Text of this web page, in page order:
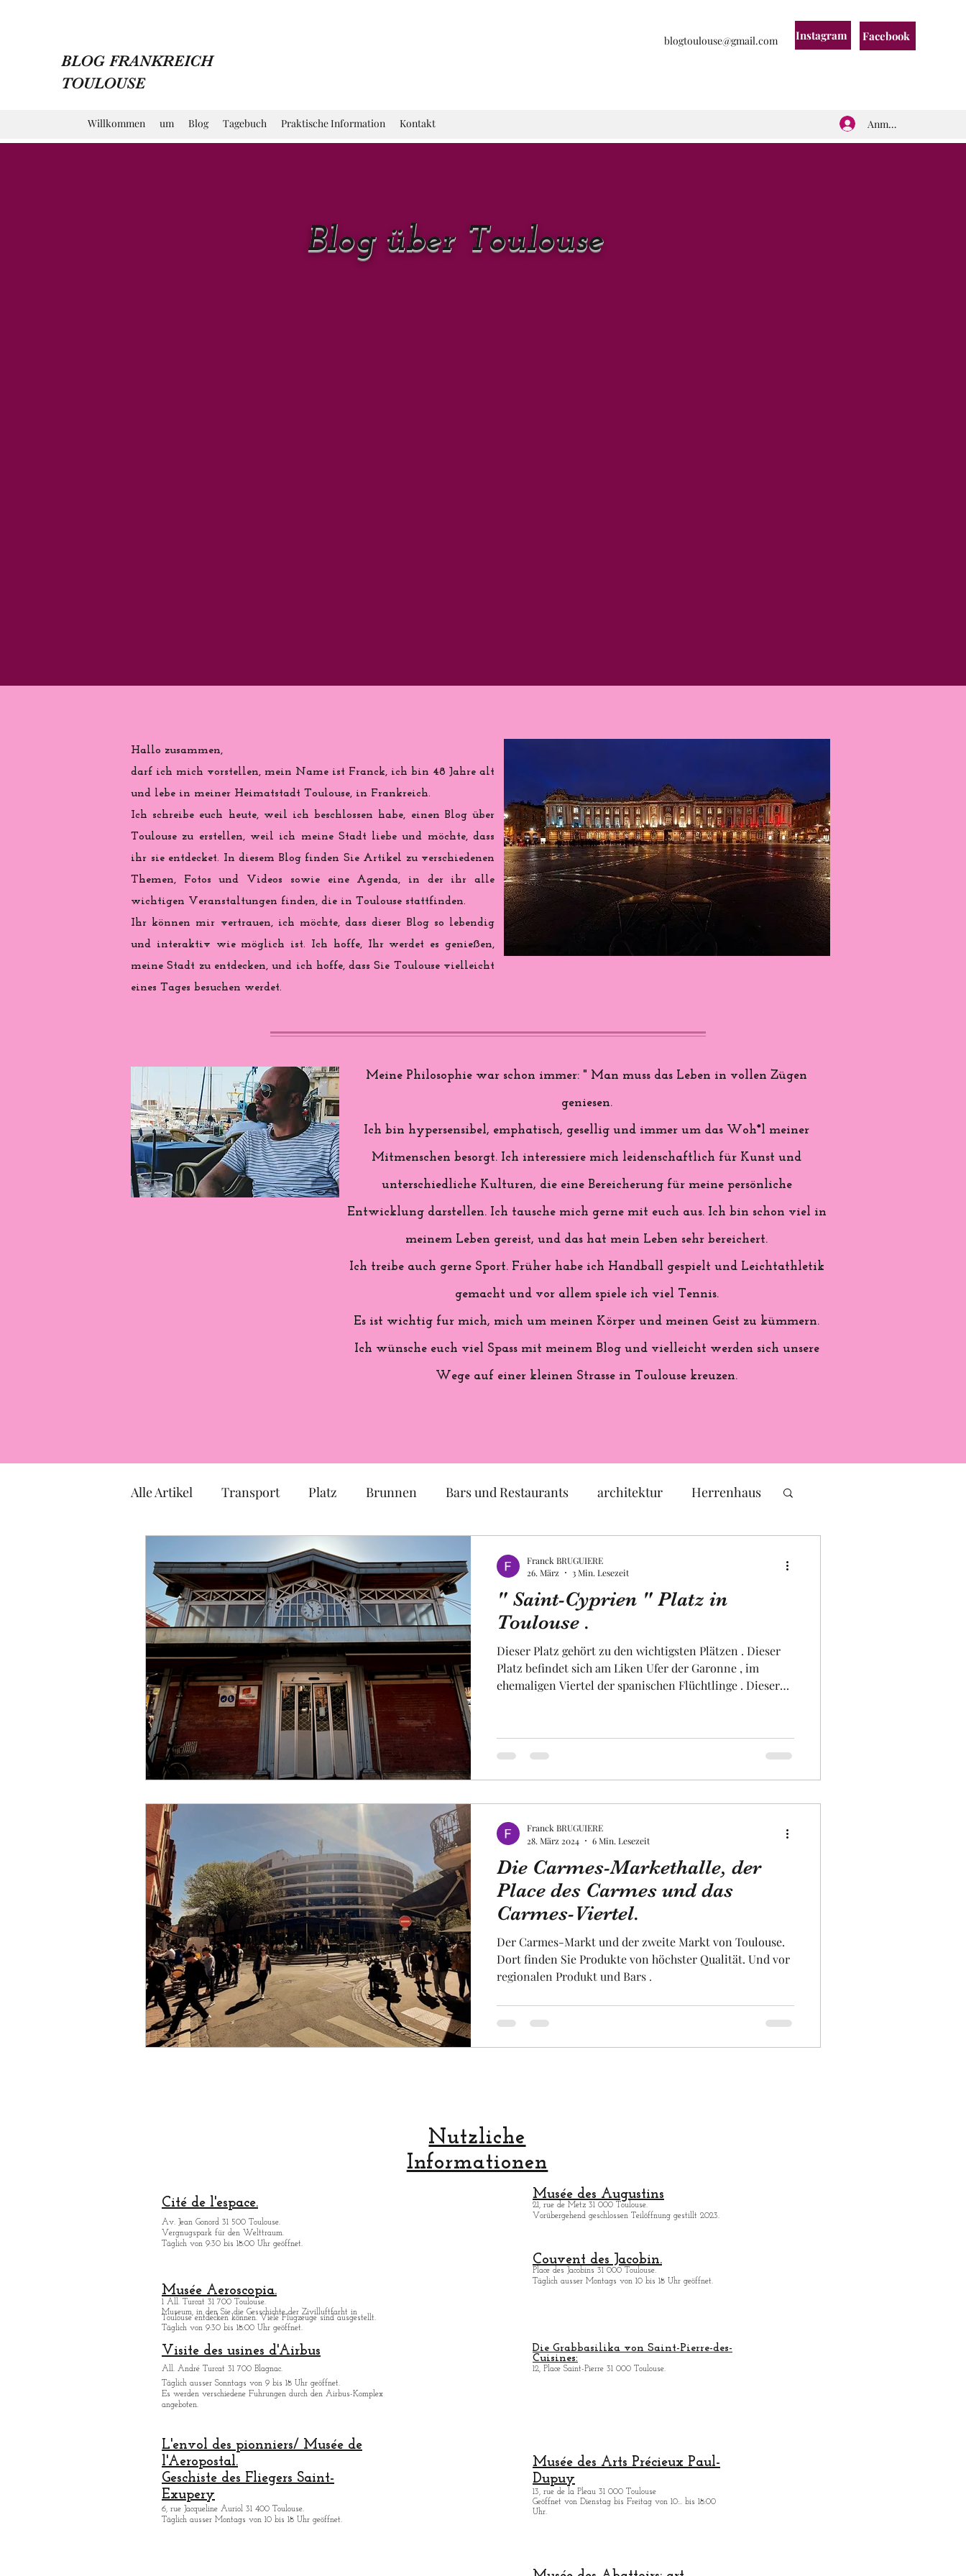
BLOG FRANKREICH
TOULOUSE
blogtoulouse@gmail.com Instagram Facebook
Willkommen um Blog Tagebuch Praktische Information Kontakt Anmelden
Blog über Toulouse
Hallo zusammen,
darf ich mich vorstellen, mein Name ist Franck, ich bin 48 Jahre alt
und lebe in meiner Heimatstadt Toulouse, in Frankreich.
Ich schreibe euch heute, weil ich beschlossen habe, einen Blog über
Toulouse zu erstellen, weil ich meine Stadt liebe und möchte, dass
ihr sie entdecket. In diesem Blog finden Sie Artikel zu verschiedenen
Themen, Fotos und Videos sowie eine Agenda, in der ihr alle
wichtigen Veranstaltungen finden, die in Toulouse stattfinden.
Ihr können mir vertrauen, ich möchte, dass dieser Blog so lebendig
und interaktiv wie möglich ist. Ich hoffe, Ihr werdet es genießen,
meine Stadt zu entdecken, und ich hoffe, dass Sie Toulouse vielleicht
eines Tages besuchen werdet.
Meine Philosophie war schon immer: " Man muss das Leben in vollen Zügen
geniesen.
Ich bin hypersensibel, emphatisch, gesellig und immer um das Woh*l meiner
Mitmenschen besorgt. Ich interessiere mich leidenschaftlich für Kunst und
unterschiedliche Kulturen, die eine Bereicherung für meine persönliche
Entwicklung darstellen. Ich tausche mich gerne mit euch aus. Ich bin schon viel in
meinem Leben gereist, und das hat mein Leben sehr bereichert.
Ich treibe auch gerne Sport. Früher habe ich Handball gespielt und Leichtathletik
gemacht und vor allem spiele ich viel Tennis.
Es ist wichtig fur mich, mich um meinen Körper und meinen Geist zu kümmern.
Ich wünsche euch viel Spass mit meinem Blog und vielleicht werden sich unsere
Wege auf einer kleinen Strasse in Toulouse kreuzen.
Alle Artikel Transport Platz Brunnen Bars und Restaurants architektur Herrenhaus
Museum
TOULOUSE Okzitanien Politik Statue Skulptur Pastell lokales Handwerk
Designer Handwerker Obst und Gemüse Luftfahrt Fakultät Universität
Religion Festival Europa Raum
" Saint-Cyprien " Platz in
Toulouse .
Dieser Platz gehört zu den wichtigsten Plätzen . Dieser
Platz befindet sich am Liken Ufer der Garonne , im
ehemaligen Viertel der spanischen Flüchtlinge . Dieser
Dieser Platz war im Mittelalter das Eingangstor zum
historischen römischen Zentrum von Toulouse, dessen
Franck BRUGUIERE
26. März
3 Min. Lesezeit
Die Carmes-Markethalle, der
Place des Carmes und das
Carmes-Viertel.
Der Carmes-Markt und der zweite Markt von Toulouse.
Dort finden Sie Produkte von höchster Qualität. Und vor
regionalen Produkt und Bars .
Franck BRUGUIERE
28. März 2024
6 Min. Lesezeit
Nutzliche
Informationen
Cité de l'espace.
Av. Jean Gonord 31 500 Toulouse.
Vergnugspark für den Welttraum.
Täglich von 9:30 bis 18:00 Uhr geöffnet.
Musée des Augustins
21, rue de Metz 31 000 Toulouse.
Vorübergehend geschlossen Teilöffnung gestillt 2023.
Couvent des Jacobin.
Place des Jacobins 31 000 Toulouse.
Täglich ausser Montags von 10 bis 18 Uhr geöffnet.
Musée Aeroscopia.
1 All. Turcat 31 700 Toulouse.
Museum, in den Sie die Gesschichte der Zivilluftfarht in
Toulouse entdecken können. Viele Flugzeuge sind ausgestellt.
Täglich von 9:30 bis 18:00 Uhr geöffnet.
Visite des usines d'Airbus
All. André Turcat 31 700 Blagnac.
Täglich ausser Sonntags von 9 bis 18 Uhr geöffnet.
Es werden verschiedene Fuhrungen durch den Airbus-Komplex
angeboten.
L'envol des pionniers/ Musée de
l'Aeropostal.
Geschiste des Fliegers Saint-
Exupery
6, rue Jacqueline Auriol 31 400 Toulouse.
Täglich ausser Montags von 10 bis 18 Uhr geöffnet.
Die Grabbasilika von Saint-Pierre-des-
Cuisines:
12, Place Saint-Pierre 31 000 Toulouse.
Musée des Arts Précieux Paul-
Dupuy
13, rue de la Pleau 31 000 Toulouse
Geöffnet von Dienstag bis Freitag von 10:.. bis 18:00
Uhr.